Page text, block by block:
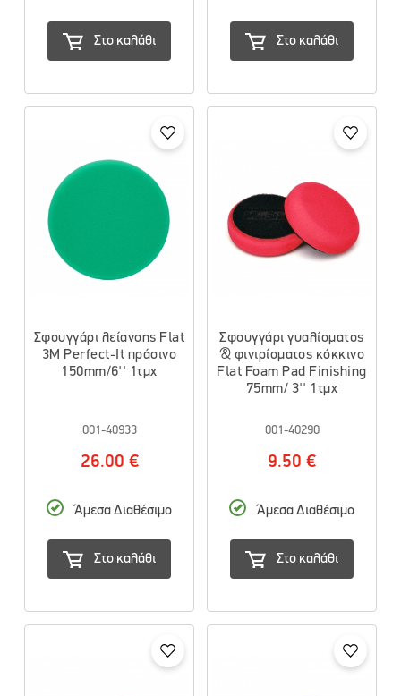
Στο καλάθι Στο καλάθι
Σφουγγάρι λείανσης Flat
3M Perfect-It πράσινο
150mm/6'' 1τμχ
001-40933
26.00 €
Άμεσα Διαθέσιμο
Στο καλάθι
Σφουγγάρι γυαλίσματος
& φινιρίσματος κόκκινο
Flat Foam Pad Finishing
75mm/ 3'' 1τμχ
001-40290
9.50 €
Άμεσα Διαθέσιμο
Στο καλάθι